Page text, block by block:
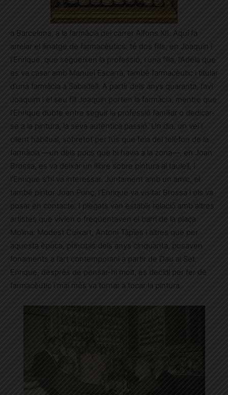
a Barcelona, a la farmàcia del carrer Alfons XII. Aquí fa
arrelar el llinatge de farmacèutics: té dos fills, en Joaquin i
l’Enrique, que segueixen la professió, i una filla, l’Adela que
es va casar amb Manuel Escarrà, també farmacèutic i titular
d’una farmàcia a Sabadell. A partir dels anys quaranta, l’avi
Joaquim i el seu fill Joaquin porten la farmàcia, mentre que
l’Enrique dubte entre seguir la professió familiar o dedicar-
se a la pintura, la seva autèntica passió. Un dia, un veí i
client habitual, sobretot per l’ús que feia del telèfon de la
farmàcia —un dels pocs que hi havia a la zona—, en Joan
Brossa, es va deixar un llibre sobre pintura al taulell, i
l’Enrique s’hi va interessar. Juntament amb un amic, el
també pintor Joan Ponç, l’Enrique va visitar Brossa i els va
posar en contacte. I plegats van establir relació amb altres
artistes que vivien o freqüentaven el barri de la plaça
Molina: Modest Cuixart, Antoni Tàpies i altres que per
aquesta època, principis dels anys cinquanta, posaven
fonaments a l’art contemporani a partir de Dau al Set.
Enrique, després de pensar-hi molt, es decidí per fer de
farmacèutic i mai més va tornar a tocar la pintura.